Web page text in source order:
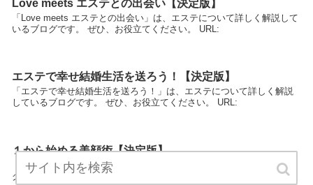
Love meets エステとの出会い【決定版】
「Love meets エステとの出会い」は、エステについて詳しく解説して
いるブログです。 ぜひ、お役立てください。 URL:
エステで幸せ結婚生活を送ろう！【決定版】
「エステで幸せ結婚生活を送ろう！」は、エステについて詳しく解説
しているブログです。 ぜひ、お役立てください。 URL:
１から始める美顔術【決定版】
「１から始める美顔術」は、エステについて詳しく解説しているブロ
グです。 ぜひ、お役立てください。 URL: